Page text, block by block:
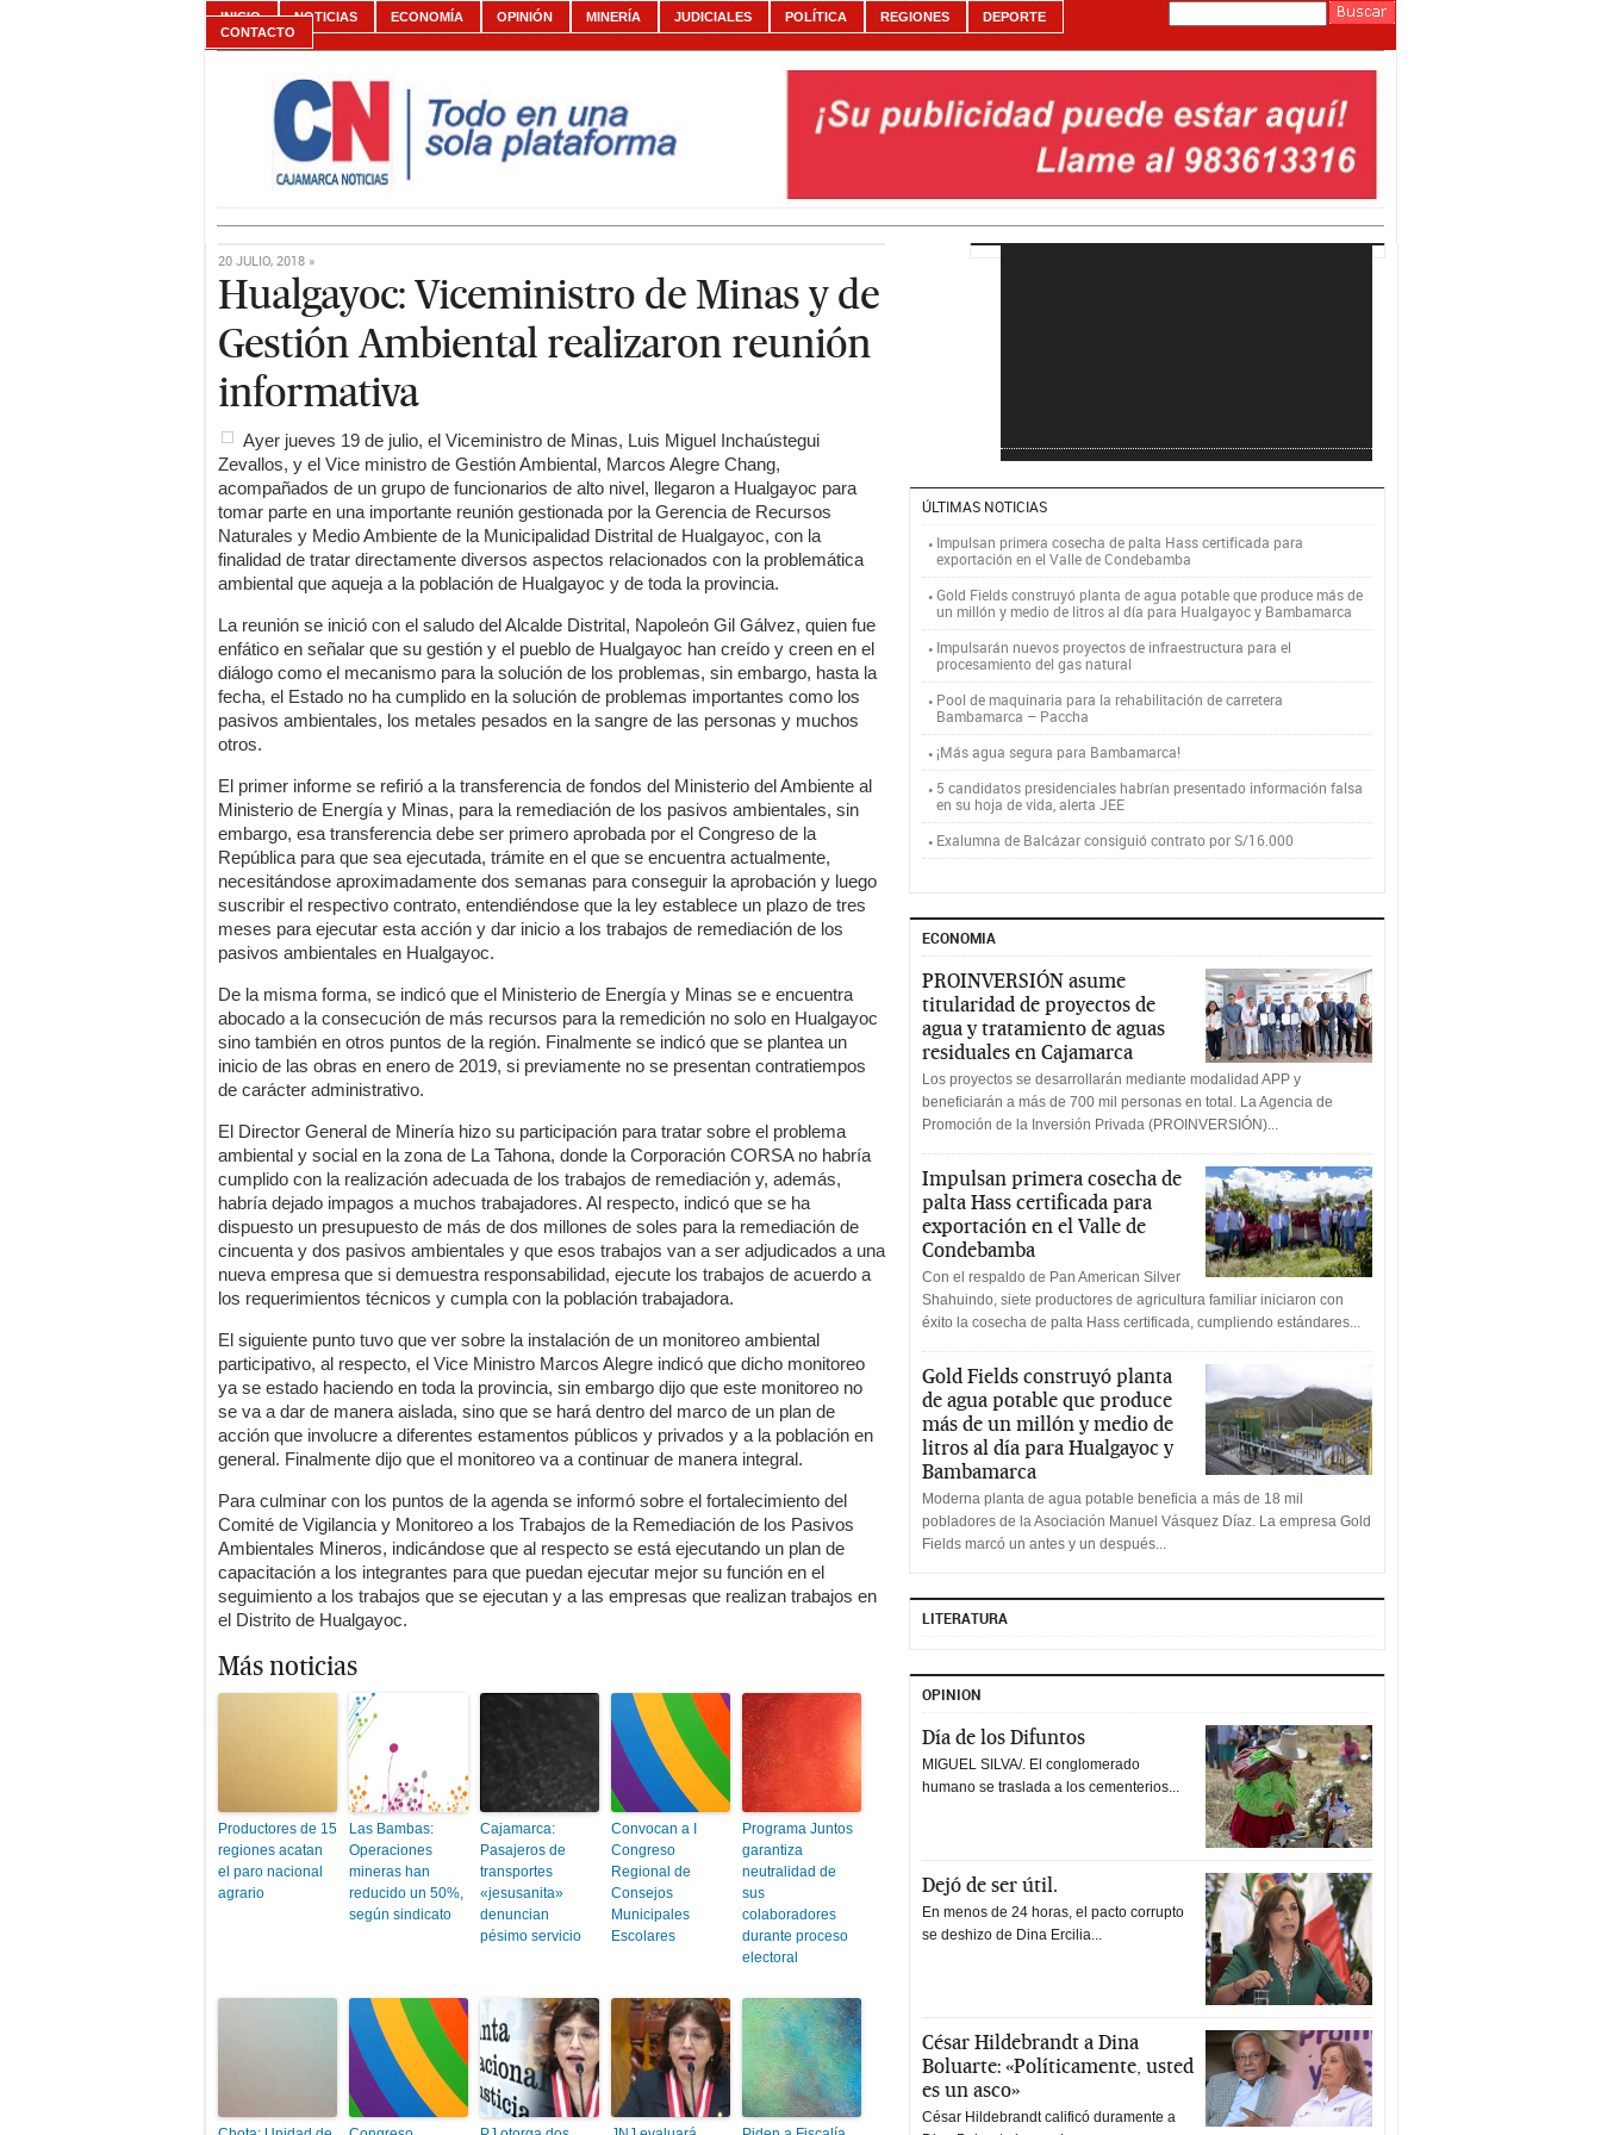
INICIO NOTICIAS ECONOMÍA OPINIÓN MINERÍA JUDICIALES POLÍTICA REGIONES
DEPORTE
CONTACTO
20 JULIO, 2018 »
Hualgayoc: Viceministro de Minas y de
Gestión Ambiental realizaron reunión
informativa
Ayer jueves 19 de julio, el Viceministro de Minas, Luis Miguel Inchaústegui
Zevallos, y el Vice ministro de Gestión Ambiental, Marcos Alegre Chang,
acompañados de un grupo de funcionarios de alto nivel, llegaron a Hualgayoc para
tomar parte en una importante reunión gestionada por la Gerencia de Recursos
Naturales y Medio Ambiente de la Municipalidad Distrital de Hualgayoc, con la
finalidad de tratar directamente diversos aspectos relacionados con la problemática
ambiental que aqueja a la población de Hualgayoc y de toda la provincia.
La reunión se inició con el saludo del Alcalde Distrital, Napoleón Gil Gálvez, quien fue
enfático en señalar que su gestión y el pueblo de Hualgayoc han creído y creen en el
diálogo como el mecanismo para la solución de los problemas, sin embargo, hasta la
fecha, el Estado no ha cumplido en la solución de problemas importantes como los
pasivos ambientales, los metales pesados en la sangre de las personas y muchos
otros.
El primer informe se refirió a la transferencia de fondos del Ministerio del Ambiente al
Ministerio de Energía y Minas, para la remediación de los pasivos ambientales, sin
embargo, esa transferencia debe ser primero aprobada por el Congreso de la
República para que sea ejecutada, trámite en el que se encuentra actualmente,
necesitándose aproximadamente dos semanas para conseguir la aprobación y luego
suscribir el respectivo contrato, entendiéndose que la ley establece un plazo de tres
meses para ejecutar esta acción y dar inicio a los trabajos de remediación de los
pasivos ambientales en Hualgayoc.
De la misma forma, se indicó que el Ministerio de Energía y Minas se e encuentra
abocado a la consecución de más recursos para la remedición no solo en Hualgayoc
sino también en otros puntos de la región. Finalmente se indicó que se plantea un
inicio de las obras en enero de 2019, si previamente no se presentan contratiempos
de carácter administrativo.
El Director General de Minería hizo su participación para tratar sobre el problema
ambiental y social en la zona de La Tahona, donde la Corporación CORSA no habría
cumplido con la realización adecuada de los trabajos de remediación y, además,
habría dejado impagos a muchos trabajadores. Al respecto, indicó que se ha
dispuesto un presupuesto de más de dos millones de soles para la remediación de
cincuenta y dos pasivos ambientales y que esos trabajos van a ser adjudicados a una
nueva empresa que si demuestra responsabilidad, ejecute los trabajos de acuerdo a
los requerimientos técnicos y cumpla con la población trabajadora.
El siguiente punto tuvo que ver sobre la instalación de un monitoreo ambiental
participativo, al respecto, el Vice Ministro Marcos Alegre indicó que dicho monitoreo
ya se estado haciendo en toda la provincia, sin embargo dijo que este monitoreo no
se va a dar de manera aislada, sino que se hará dentro del marco de un plan de
acción que involucre a diferentes estamentos públicos y privados y a la población en
general. Finalmente dijo que el monitoreo va a continuar de manera integral.
Para culminar con los puntos de la agenda se informó sobre el fortalecimiento del
Comité de Vigilancia y Monitoreo a los Trabajos de la Remediación de los Pasivos
Ambientales Mineros, indicándose que al respecto se está ejecutando un plan de
capacitación a los integrantes para que puedan ejecutar mejor su función en el
seguimiento a los trabajos que se ejecutan y a las empresas que realizan trabajos en
el Distrito de Hualgayoc.
Más noticias
Productores de 15
regiones acatan
el paro nacional
agrario
Las Bambas:
Operaciones
mineras han
reducido un 50%,
según sindicato
Cajamarca:
Pasajeros de
transportes
«jesusanita»
denuncian
pésimo servicio
Convocan a I
Congreso
Regional de
Consejos
Municipales
Escolares
Programa Juntos
garantiza
neutralidad de
sus
colaboradores
durante proceso
electoral
ÚLTIMAS NOTICIAS
Impulsan primera cosecha de palta Hass certificada para
exportación en el Valle de Condebamba
Gold Fields construyó planta de agua potable que produce más de
un millón y medio de litros al día para Hualgayoc y Bambamarca
Impulsarán nuevos proyectos de infraestructura para el
procesamiento del gas natural
Pool de maquinaria para la rehabilitación de carretera
Bambamarca – Paccha
¡Más agua segura para Bambamarca!
5 candidatos presidenciales habrían presentado información falsa
en su hoja de vida, alerta JEE
Exalumna de Balcázar consiguió contrato por S/16.000
ECONOMIA
PROINVERSIÓN asume
titularidad de proyectos de
agua y tratamiento de aguas
residuales en Cajamarca
Los proyectos se desarrollarán mediante modalidad APP y
beneficiarán a más de 700 mil personas en total. La Agencia de
Promoción de la Inversión Privada (PROINVERSIÓN)...
Impulsan primera cosecha de
palta Hass certificada para
exportación en el Valle de
Condebamba
Con el respaldo de Pan American Silver
Shahuindo, siete productores de agricultura familiar iniciaron con
éxito la cosecha de palta Hass certificada, cumpliendo estándares...
Gold Fields construyó planta
de agua potable que produce
más de un millón y medio de
litros al día para Hualgayoc y
Bambamarca
Moderna planta de agua potable beneficia a más de 18 mil
pobladores de la Asociación Manuel Vásquez Díaz. La empresa Gold
Fields marcó un antes y un después...
LITERATURA
OPINION
Día de los Difuntos
MIGUEL SILVA/. El conglomerado
humano se traslada a los cementerios...
Dejó de ser útil.
En menos de 24 horas, el pacto corrupto
se deshizo de Dina Ercilia...
César Hildebrandt a Dina
Boluarte: «Políticamente, usted
es un asco»
César Hildebrandt calificó duramente a